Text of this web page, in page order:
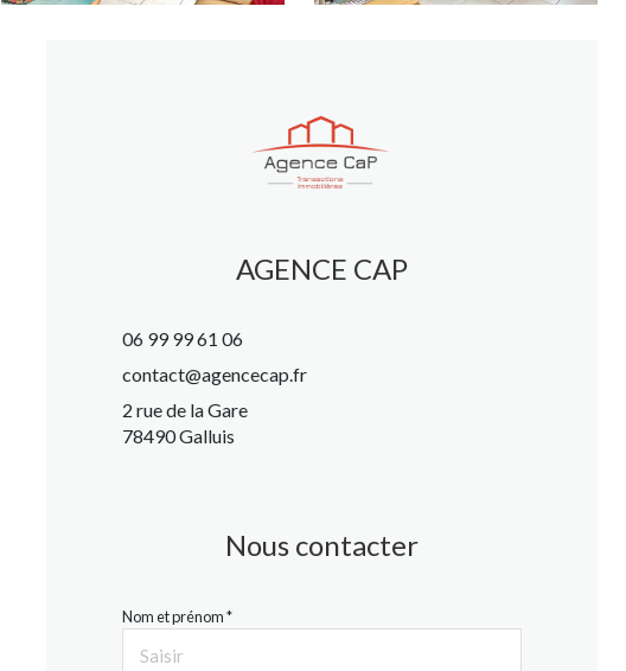
AGENCE CAP
06 99 99 61 06
contact@agencecap.fr
2 rue de la Gare
78490 Galluis
Nous contacter
Nom et prénom *